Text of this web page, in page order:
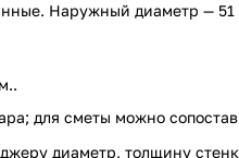
Наружный диаметр —
для сметы можно
диаметр, толщину